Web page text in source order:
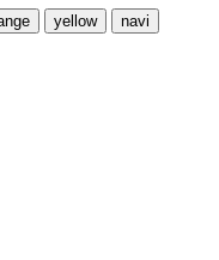
yellow
navi